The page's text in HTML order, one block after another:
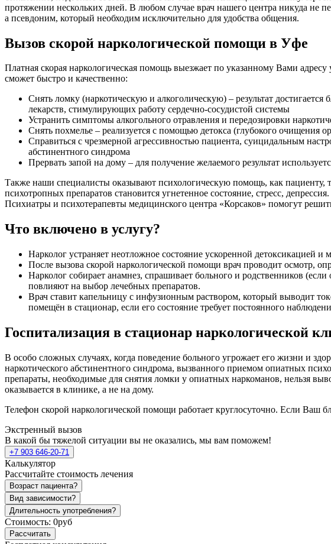
протяжении нескольких дней. В любом случае врач нашего центра никуда не
а псевдоним, который необходим исключительно для удобства общения.
Вызов скорой наркологической помощи в Уфе
Платная скорая наркологическая помощь выезжает по указанному Вами
сможет быстро и качественно:
Снять ломку (наркотическую и алкоголическую) – результат
лекарств, стимулирующих работу сердечно-сосудистой системы
Устранить симптомы алкогольного отравления и передозировки
Снять похмелье – реализуется с помощью детокса (глубокого
Справиться с чрезмерной агрессивностью пациента, суицидальным
абстинентного синдрома
Прервать запой на дому – для получение желаемого результат
Также наши специалисты оказывают психологическую помощь, как
психотропных препаратов становится угнетенное состояние, стресс,
Психиатры и психотерапевты медицинского центра «Корсаков» помогут
Что включено в услугу?
Нарколог устраняет неотложное состояние ускоренной детоксикацией
После вызова скорой наркологической помощи врач проводит осмотр,
Нарколог собирает анамнез, спрашивает больного и родственников
повлияют на выбор лечебных препаратов.
Врач ставит капельницу с инфузионным раствором, который выводит
помещён в стационар, если его состояние требует постоянного
Госпитализация в стационар наркологической
В особо сложных случаях, когда поведение больного угрожает его жизни и
наркотического абстинентного синдрома, вызванного приемом опиатных
препараты, необходимые для снятия ломки у опиатных наркоманов, нельзя
оказывается в клинике, а не на дому.
Телефон скорой наркологической помощи работает круглосуточно. Если Ваш
Экстренный вызов
В какой бы тяжелой ситуации вы не оказались, мы вам поможем!
+7 903 646-20-71
Калькулятор
Рассчитайте стоимость лечения
Возраст пациента?
Вид зависимости?
Длительность употребления?
Стоимость: 0руб
Рассчитать